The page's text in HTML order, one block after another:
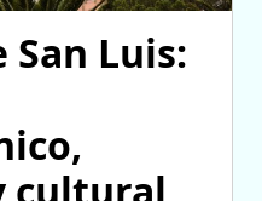
San Luis: